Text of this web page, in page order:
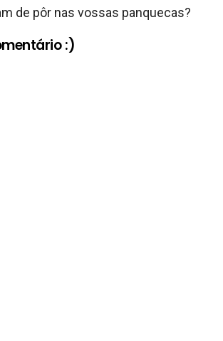
de pôr nas vossas panquecas?
:)